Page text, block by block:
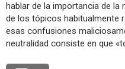
hablar de la importancia de la
de los tópicos habitualmente
esas confusiones
neutralidad consiste en que